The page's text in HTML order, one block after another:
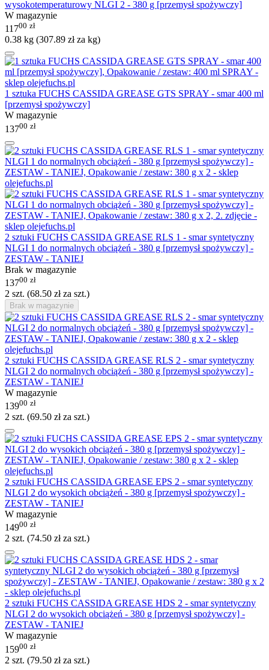
wysokotemperaturowy NLGI 2 - 380 g [przemysł spożywczy]
W magazynie
11700 zł
0.38 kg (307.89 złza kg)
1 sztuka FUCHS CASSIDA GREASE GTS SPRAY - smar 400 ml
[przemysł spożywczy]
W magazynie
13700 zł
2 sztuki FUCHS CASSIDA GREASE RLS 1 - smar syntetyczny
NLGI 1 do normalnych obciążeń - 380 g [przemysł spożywczy] -
ZESTAW - TANIEJ
Brak w magazynie
13700 zł
2 szt. (68.50 złza szt.)
Brak w magazynie
2 sztuki FUCHS CASSIDA GREASE RLS 2 - smar syntetyczny
NLGI 2 do normalnych obciążeń - 380 g [przemysł spożywczy] -
ZESTAW - TANIEJ
W magazynie
13900 zł
2 szt. (69.50 złza szt.)
2 sztuki FUCHS CASSIDA GREASE EPS 2 - smar syntetyczny
NLGI 2 do wysokich obciążeń - 380 g [przemysł spożywczy] -
ZESTAW - TANIEJ
W magazynie
14900 zł
2 szt. (74.50 złza szt.)
2 sztuki FUCHS CASSIDA GREASE HDS 2 - smar syntetyczny
NLGI 2 do wysokich obciążeń - 380 g [przemysł spożywczy] -
ZESTAW - TANIEJ
W magazynie
15900 zł
2 szt. (79.50 złza szt.)